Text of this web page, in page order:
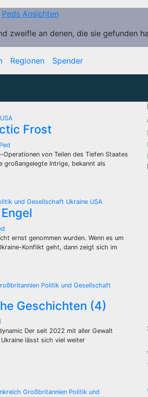
Peds Ansichten
zweifle an denen, die sie gefunden
Regionen Spender
USA
Frost
Ped
Operationen von Teilen des Tiefen Staates
großangelegte Intrige, bekannt als
und Gesellschaft Ukraine USA
ernst genommen wurden. Wenn es um
Konflikt geht, dann zeigt sich im
Politik und Gesellschaft
Geschichten (4)
Der seit 2022 mit aller Gewalt
lässt sich viel weiter
Großbritannien Politik und